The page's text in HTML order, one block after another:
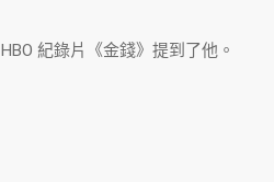
紀錄片《金錢》提到了他。